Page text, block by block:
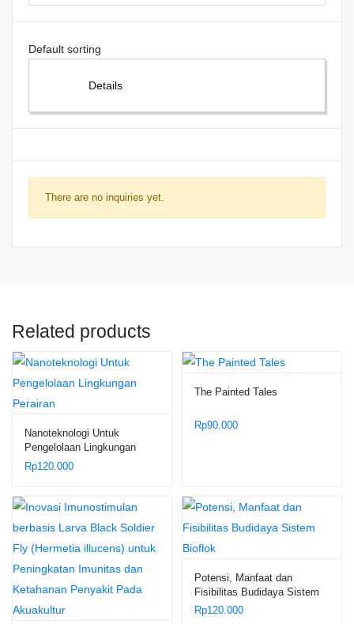
Details
There are no inquiries yet.
Related products
Nanoteknologi Untuk
Pengelolaan Lingkungan
Perairan
Rp120.000
The Painted Tales
Rp90.000
Potensi, Manfaat dan
Fisibilitas Budidaya Sistem
Bioflok
Rp120.000